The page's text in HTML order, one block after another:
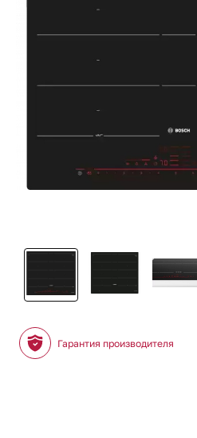
Гарантия производителя